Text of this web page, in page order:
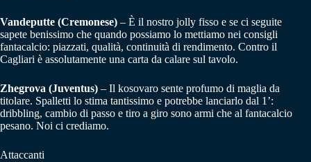
Vandeputte (Cremonese) – È il nostro jolly fisso e se ci seguite
sapete benissimo che quando possiamo lo mettiamo nei consigli
fantacalcio: piazzati, qualità, continuità di rendimento. Contro il
Cagliari è assolutamente una carta da calare sul tavolo.
Zhegrova (Juventus) – Il kosovaro sente profumo di maglia da
titolare. Spalletti lo stima tantissimo e potrebbe lanciarlo dal 1’:
dribbling, cambio di passo e tiro a giro sono armi che al fantacalcio
pesano. Noi ci crediamo.
Attaccanti